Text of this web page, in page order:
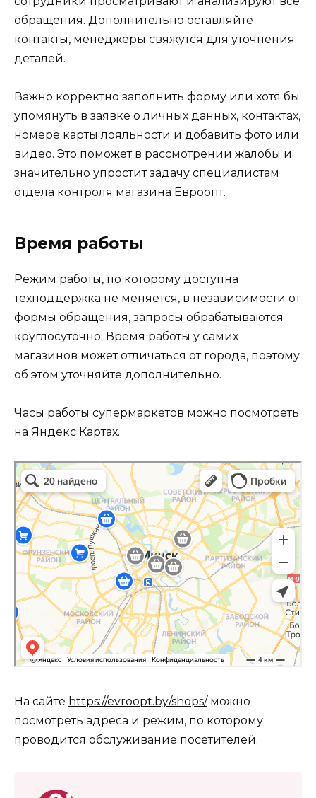
обращения. Дополнительно оставляйте
контакты, менеджеры свяжутся для уточнения
деталей.
Важно корректно заполнить форму или хотя бы
упомянуть в заявке о личных данных, контактах,
номере карты лояльности и добавить фото или
видео. Это поможет в рассмотрении жалобы и
значительно упростит задачу специалистам
отдела контроля магазина Евроопт.
Время работы
Режим работы, по которому доступна
техподдержка не меняется, в независимости от
формы обращения, запросы обрабатываются
круглосуточно. Время работы у самих
магазинов может отличаться от города, поэтому
об этом уточняйте дополнительно.
Часы работы супермаркетов можно посмотреть
на Яндекс Картах.
На сайте https://evroopt.by/shops/можно
посмотреть адреса и режим, по которому
проводится обслуживание посетителей.